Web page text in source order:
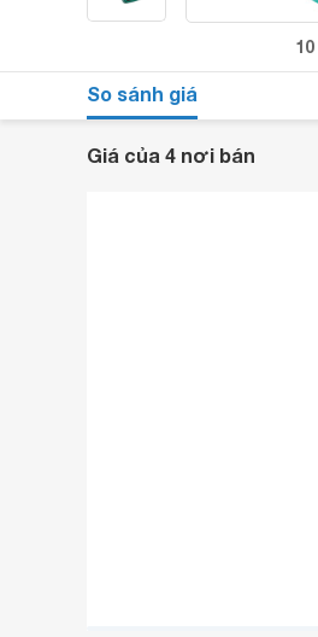
10
So sánh giá
Giá của 4 nơi bán